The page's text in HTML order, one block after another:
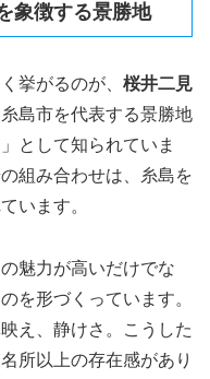
象徴する景勝地
挙がるのが、 桜井二見
島市を代表する景勝地
として知られていま
組み合わせは、糸島を
います。
魅力が高いだけでな
を形づくっています。
え、静けさ。こうした
所以上の存在感があり